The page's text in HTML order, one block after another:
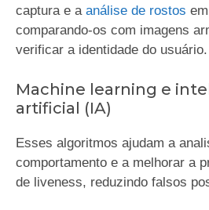
captura e a análise de rostos
comparando-os com imagens
verificar a identidade do usuário.
Machine learning e
artificial (IA)
Esses algoritmos ajudam a
comportamento e a melhorar a
de liveness, reduzindo falsos